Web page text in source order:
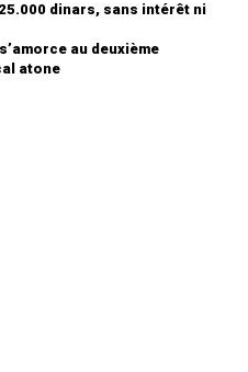
dinars, sans intérêt ni
au deuxième
atone